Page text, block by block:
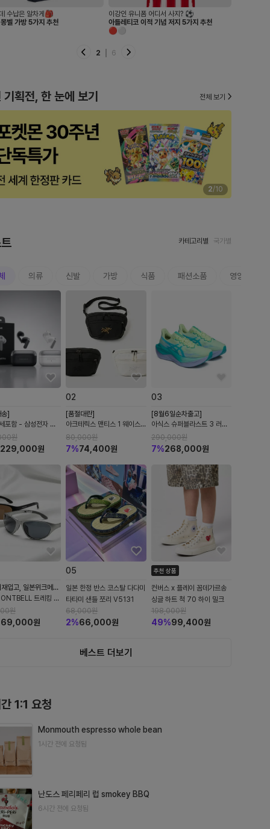
수납은 알차게🎒
벨 가방 5가지 추천
이강인 유니폼 어디서 사지? ⚽️
아틀레티코 이적 기념 저지 5가지 추천
🔴⚪️
2 6
기획전, 한 눈에 보기 전체 보기
2/10
카테고리별 국가별
의류 신발 가방 식품 패션소품 영양제/건
]
포함 - 삼성전자 갤
4 프로 R640 노이
ANC 블루투스 무
원
229,000원
02
[품절대란]
아크테릭스 맨티스 1 웨이스
트팩 3컬러 9234
80,000원
7%74,400원
03
[8월6일순차출고]
아식스 슈퍼블라스트 3 러닝
화 1013A177-750
1013A177-001
290,000원
7%268,000원
입고, 일본위크메
트레킹 안
원
69,000원
05
일본 한정 반스 코스탈 다다미
타타미 샌들 쪼리 V5131
68,000원
2%66,000원
추천 상품
컨버스 x 플레이 꼼데가르송
싱글 하트 척 70 하이 밀크
198,000원
49%99,400원
베스트 더보기
1:1 요청
Monmouth espresso whole bean
1시간 전에 요청됨
난도스 페리페리 럽 smokey BBQ
6시간 전에 요청됨